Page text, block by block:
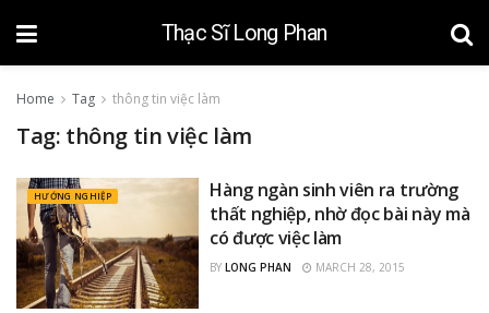
Thạc Sĩ Long Phan
Home Tag thông tin việc làm
Tag: thông tin việc làm
HƯỚNG NGHIỆP
Hàng ngàn sinh viên ra trường
thất nghiệp, nhờ đọc bài này mà
có được việc làm
BY LONG PHAN MARCH 28, 2015